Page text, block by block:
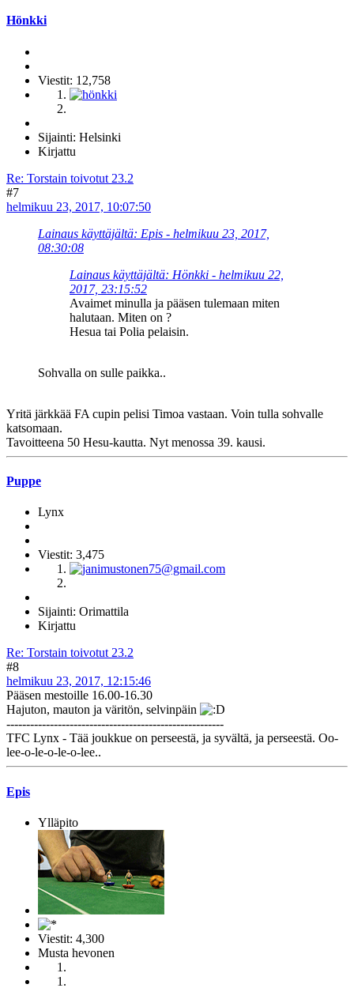
Hönkki
Viestit: 12,758
Sijainti: Helsinki
Kirjattu
Re: Torstain toivotut 23.2
#7
helmikuu 23, 2017, 10:07:50
Lainaus käyttäjältä: Epis - helmikuu 23, 2017,
08:30:08
Lainaus käyttäjältä: Hönkki - helmikuu 22,
2017, 23:15:52
Avaimet minulla ja pääsen tulemaan miten
halutaan. Miten on ?
Hesua tai Polia pelaisin.
Sohvalla on sulle paikka..
Yritä järkkää FA cupin pelisi Timoa vastaan. Voin tulla sohvalle
katsomaan.
Tavoitteena 50 Hesu-kautta. Nyt menossa 39. kausi.
Puppe
Lynx
Viestit: 3,475
Sijainti: Orimattila
Kirjattu
Re: Torstain toivotut 23.2
#8
helmikuu 23, 2017, 12:15:46
Pääsen mestoille 16.00-16.30
Hajuton, mauton ja väritön, selvinpäin
-------------------------------------------------------
TFC Lynx - Tää joukkue on perseestä, ja syvältä, ja perseestä. Oo-
lee-o-le-o-le-o-lee..
Epis
Ylläpito
Viestit: 4,300
Musta hevonen